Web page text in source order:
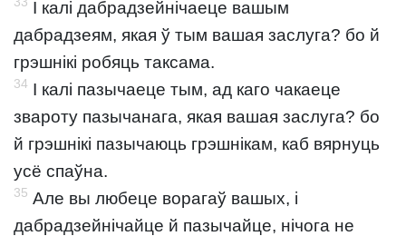
І калі дабрадзейнічаеце вашым
дабрадзеям, якая ў тым вашая заслуга? бо й
грэшнікі робяць таксама.
34 І калі пазычаеце тым, ад каго чакаеце
звароту пазычанага, якая вашая заслуга? бо
й грэшнікі пазычаюць грэшнікам, каб вярнуць
усё спаўна.
35 Але вы любеце ворагаў вашых, і
дабрадзейнічайце й пазычайце, нічога не